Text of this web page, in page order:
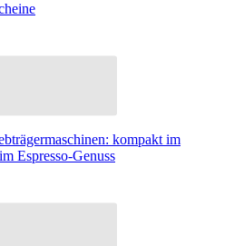
kompakt im
Espresso-Genuss